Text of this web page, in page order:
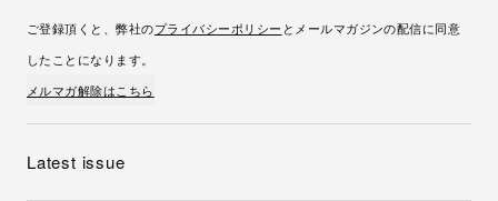
ご登録頂くと、弊社のプライバシーポリシー とメールマガジンの配信に同意
したことになります。
メルマガ解除はこちら
Latest issue